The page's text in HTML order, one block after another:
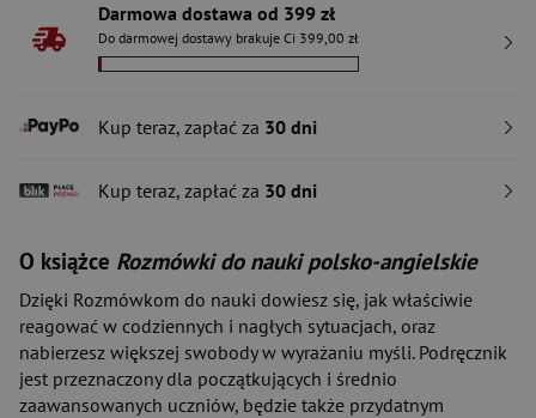
Darmowa dostawa od 399 zł
Do darmowej dostawy brakuje Ci 399,00 zł
Kup teraz, zapłać za 30 dni
Kup teraz, zapłać za 30 dni
O książce Rozmówki do nauki polsko-angielskie
Dzięki Rozmówkom do nauki dowiesz się, jak właściwie
reagować w codziennych i nagłych sytuacjach, oraz
nabierzesz większej swobody w wyrażaniu myśli. Podręcznik
jest przeznaczony dla początkujących i średnio
zaawansowanych uczniów, będzie także przydatnym